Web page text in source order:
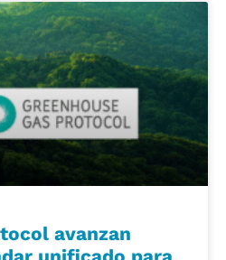
avanzan